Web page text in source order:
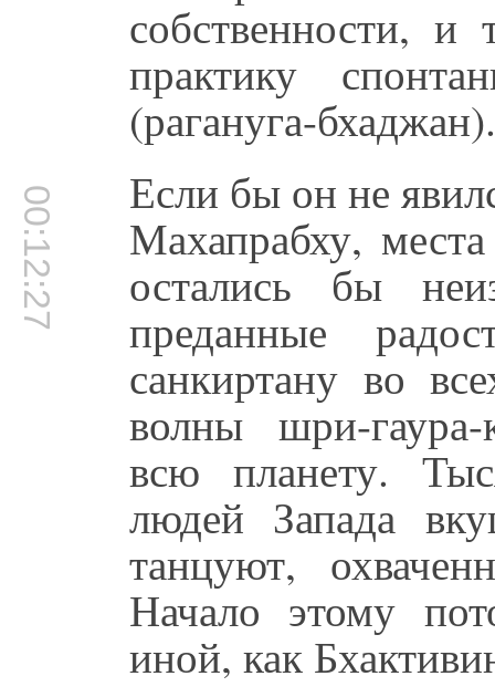
собственности,
практику
(рагануга-бхаджан).
00:12:27 Если бы он не
Махапрабху,
остались бы
преданные
санкиртану во
волны шри-гаура-
всю планету.
людей Запада
танцуют,
Начало этому
иной, как